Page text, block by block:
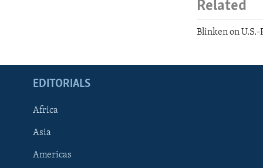
Related
Blinken on
EDITORIALS
Africa
Asia
Americas